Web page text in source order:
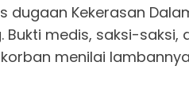
Kekerasan
medis, saksi-
menilai